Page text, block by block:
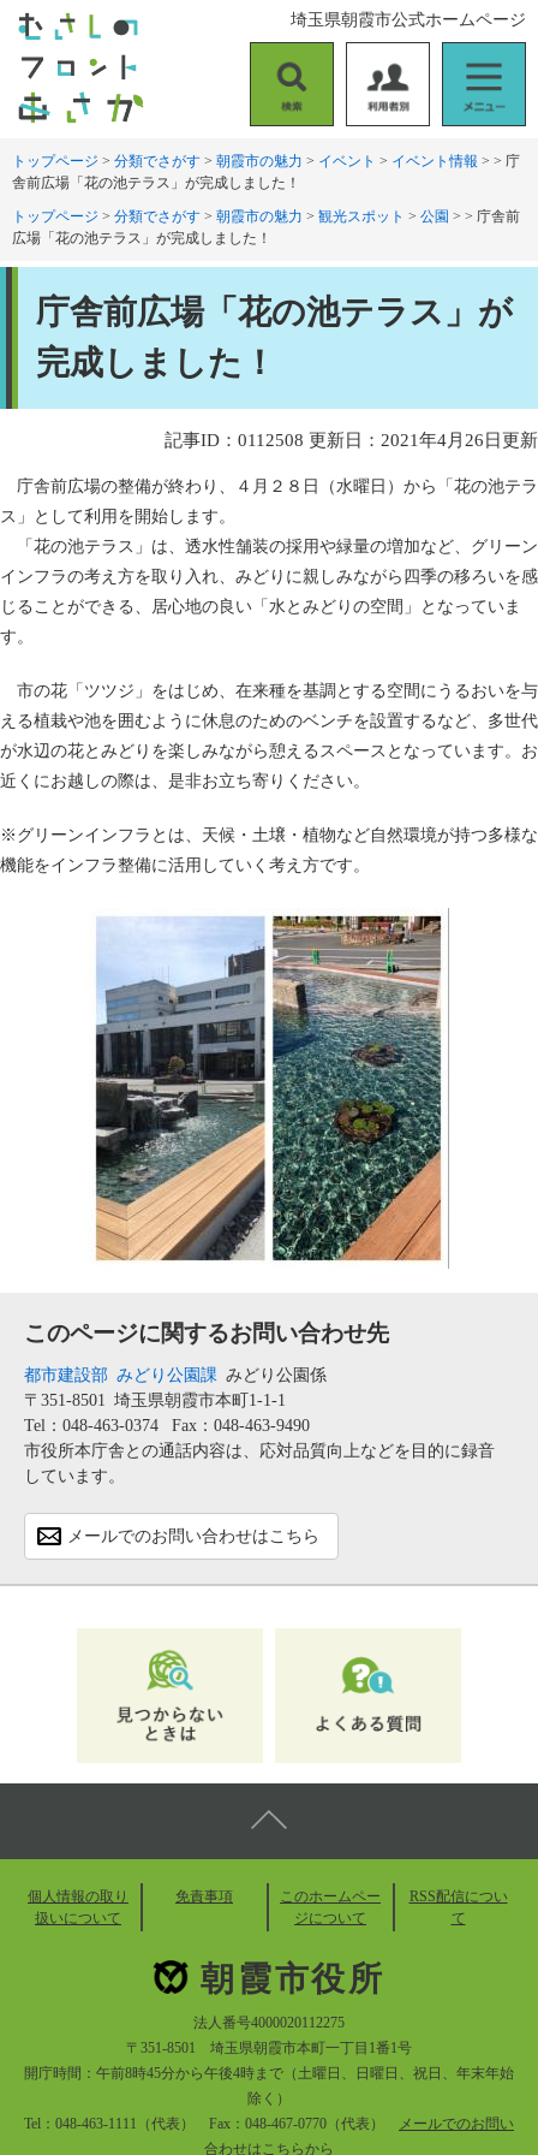
す
し
本
文
索
用
者
ニ
ュ
埼玉県朝霞市公式ホームページ
トップページ > 分類でさがす > 朝霞市の魅力 > イベント > イベント情報 > > 庁
舎前広場「花の池テラス」が完成しました！
トップページ > 分類でさがす > 朝霞市の魅力 > 観光スポット > 公園 > > 庁舎前
広場「花の池テラス」が完成しました！
庁舎前広場「花の池テラス」が
完成しました！
記事ID：0112508 更新日：2021年4月26日更新
庁舎前広場の整備が終わり、４月２８日（水曜日）から「花の池テラ
ス」として利用を開始します。
「花の池テラス」は、透水性舗装の採用や緑量の増加など、グリーン
インフラの考え方を取り入れ、みどりに親しみながら四季の移ろいを感
じることができる、居心地の良い「水とみどりの空間」となっていま
す。
市の花「ツツジ」をはじめ、在来種を基調とする空間にうるおいを与
える植栽や池を囲むように休息のためのベンチを設置するなど、多世代
が水辺の花とみどりを楽しみながら憩えるスペースとなっています。お
近くにお越しの際は、是非お立ち寄りください。
※グリーンインフラとは、天候・土壌・植物など自然環境が持つ多様な
機能をインフラ整備に活用していく考え方です。
このページに関するお問い合わせ先
都市建設部 みどり公園課 みどり公園係
〒351-8501 埼玉県朝霞市本町1-1-1
Tel：048-463-0374
Fax：048-463-9490
市役所本庁舎との通話内容は、応対品質向上などを目的に録音
しています。
メールでのお問い合わせはこちら
個人情報の取り
扱いについて
免責事項
このホームペー
ジについて
RSS配信につい
て
朝霞市役所
法人番号4000020112275
〒351-8501 埼玉県朝霞市本町一丁目1番1号
開庁時間：午前8時45分から午後4時まで（土曜日、日曜日、祝日、年末年始
除く）
Tel：048-463-1111（代表） Fax：048-467-0770（代表）
メールでのお問い
合わせはこちらから